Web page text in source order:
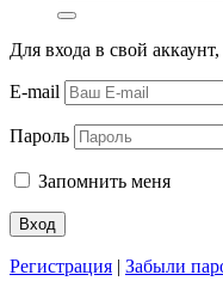
Для входа в свой
E-mail
Пароль
Запомнить меня
Регистрация | Забыли